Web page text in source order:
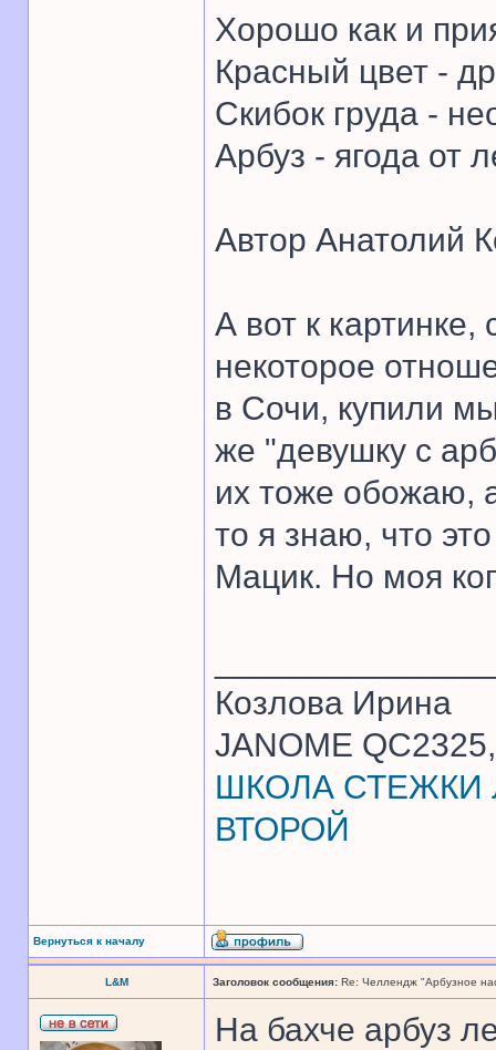
Хорошо как и
Красный цвет -
Скибок груда -
Арбуз - ягода от
Автор Анатолий
А вот к
некоторое
в Сочи, купили
же "девушку с
их тоже обожаю,
то я знаю, что
Мацик. Но моя
Козлова Ирина
JANOME
ШКОЛА СТЕЖКИ
ВТОРОЙ
Вернуться к началу
L&M Заголовок сообщения: Re: Челлендж "Арбузное
На бахче арбуз